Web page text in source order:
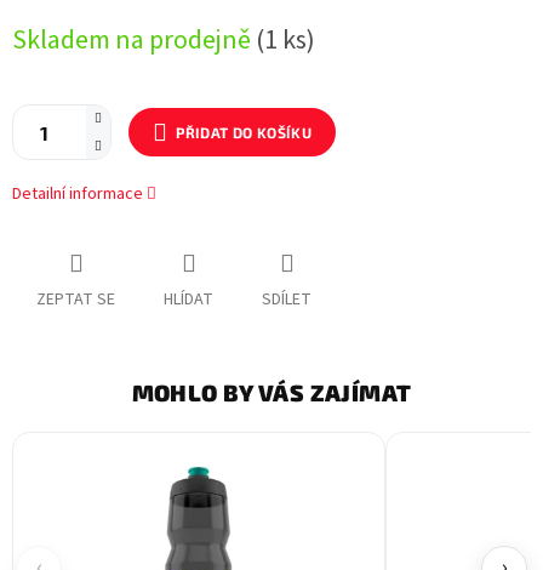
cena:
Skladem na prodejně (1 ks)
PŘIDAT DO KOŠÍKU
Detailní informace
ZEPTAT SE HLÍDAT SDÍLET
MOHLO BY VÁS ZAJÍMAT